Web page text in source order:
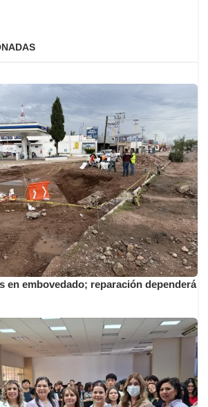
en embovedado; reparación dependerá